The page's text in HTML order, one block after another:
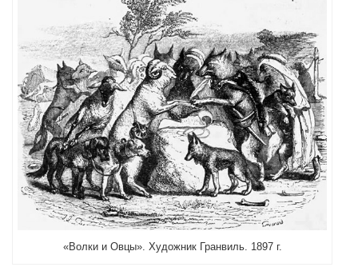
«Волки и Овцы». Художник Гранвиль. 1897 г.